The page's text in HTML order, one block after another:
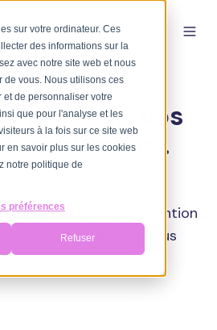
sur votre ordinateur. Ces
des informations sur la
avec notre site web et nous
de vous. Nous utilisons ces
de personnaliser votre
que pour l'analyse et les
à la fois sur ce site web
en savoir plus sur les cookies
notre politique de
préférences
Refuser
FR-FR
prévenir vos
! Patients en
et assurés en prévention
pensé à tout pour vous